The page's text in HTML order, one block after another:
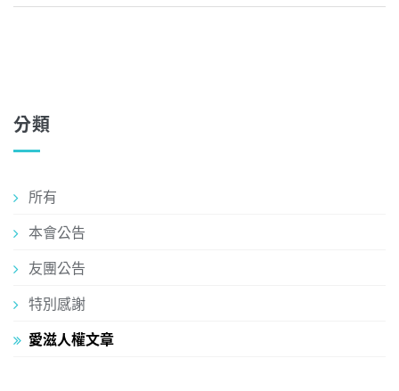
分類
所有
本會公告
友團公告
特別感謝
愛滋人權文章